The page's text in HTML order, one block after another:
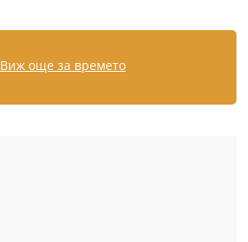
Виж още за времето